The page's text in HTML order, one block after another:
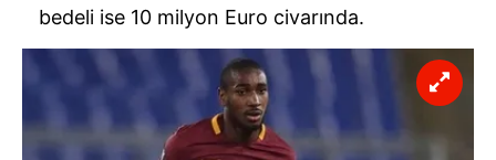
bedeli ise 10 milyon Euro civarında.